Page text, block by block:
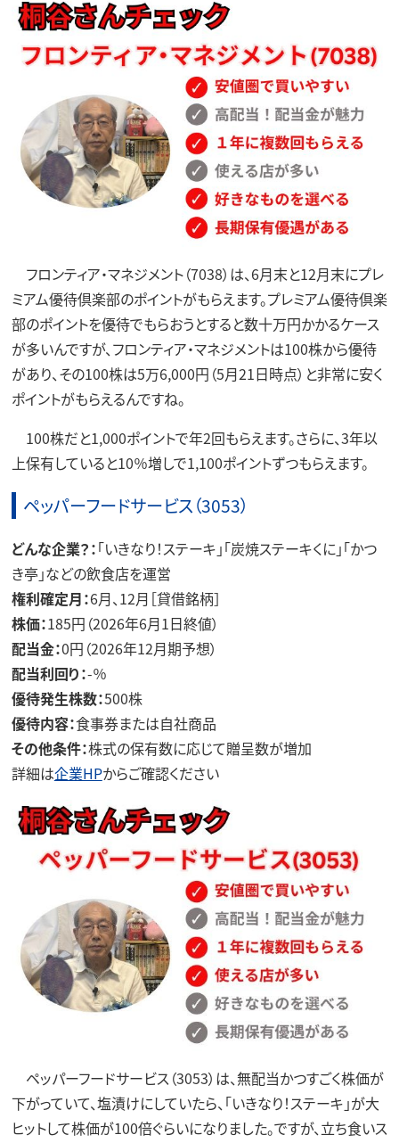
フロンティア・マネジメント（7038）は、6月末と12月末にプレ
ミアム優待倶楽部のポイントがもらえます。プレミアム優待倶楽
部のポイントを優待でもらおうとすると数十万円かかるケース
が多いんですが、フロンティア・マネジメントは100株から優待
があり、その100株は5万6,000円（5月21日時点）と非常に安く
ポイントがもらえるんですね。
100株だと1,000ポイントで年2回もらえます。さらに、3年以
上保有していると10％増しで1,100ポイントずつもらえます。
ペッパーフードサービス（3053）
どんな企業？：「いきなり！ステーキ」「炭焼ステーキくに」「かつ
き亭」などの飲食店を運営
権利確定月：6月、12月［貸借銘柄］
株価：185円（2026年6月1日終値）
配当金：0円（2026年12月期予想）
配当利回り：-％
優待発生株数：500株
優待内容：食事券または自社商品
その他条件：株式の保有数に応じて贈呈数が増加
詳細は企業HPからご確認ください
ペッパーフードサービス（3053）は、無配当かつすごく株価が
下がっていて、塩漬けにしていたら、「いきなり！ステーキ」が大
ヒットして株価が100倍ぐらいになりました。ですが、立ち食いス